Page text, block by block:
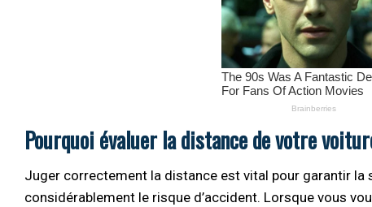
Pourquoi évaluer la distance de votre
Juger correctement la distance est vital pour garantir
considérablement le risque d’accident. Lorsque vous